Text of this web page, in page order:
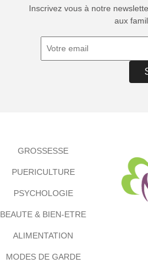
Inscrivez vous à notre
aux
GROSSESSE
PUERICULTURE
PSYCHOLOGIE
BEAUTE & BIEN-ETRE
ALIMENTATION
MODES DE GARDE